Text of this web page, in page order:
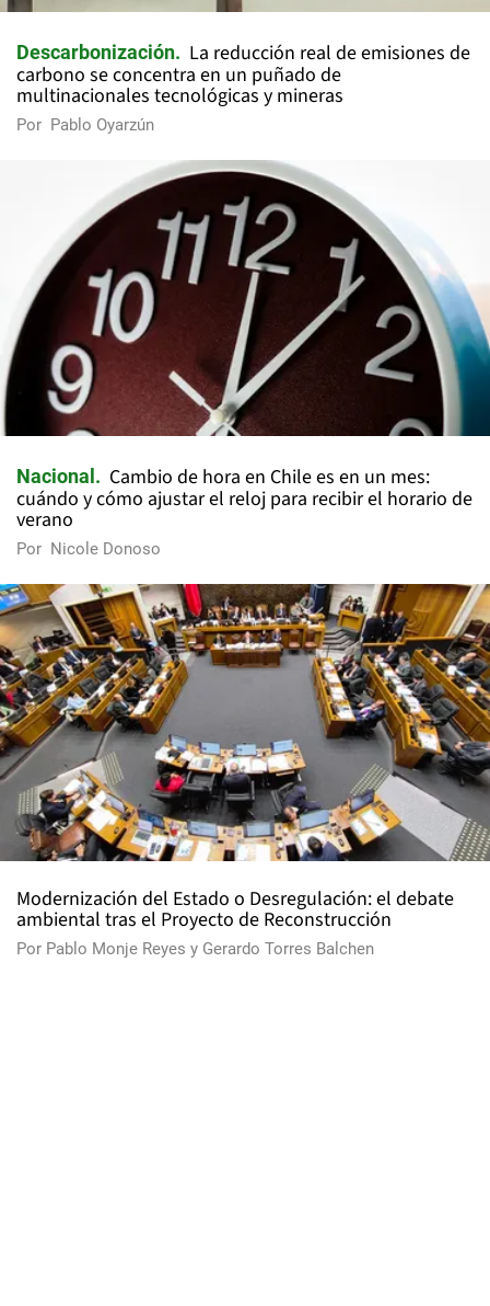
Descarbonización
La reducción real de emisiones de
carbono se concentra en un puñado de
multinacionales tecnológicas y mineras
Por Pablo Oyarzún
Nacional
Cambio de hora en Chile es en un mes:
cuándo y cómo ajustar el reloj para recibir el horario de
verano
Por Nicole Donoso
Modernización del Estado o Desregulación: el debate
ambiental tras el Proyecto de Reconstrucción
Por Pablo Monje Reyes y Gerardo Torres Balchen